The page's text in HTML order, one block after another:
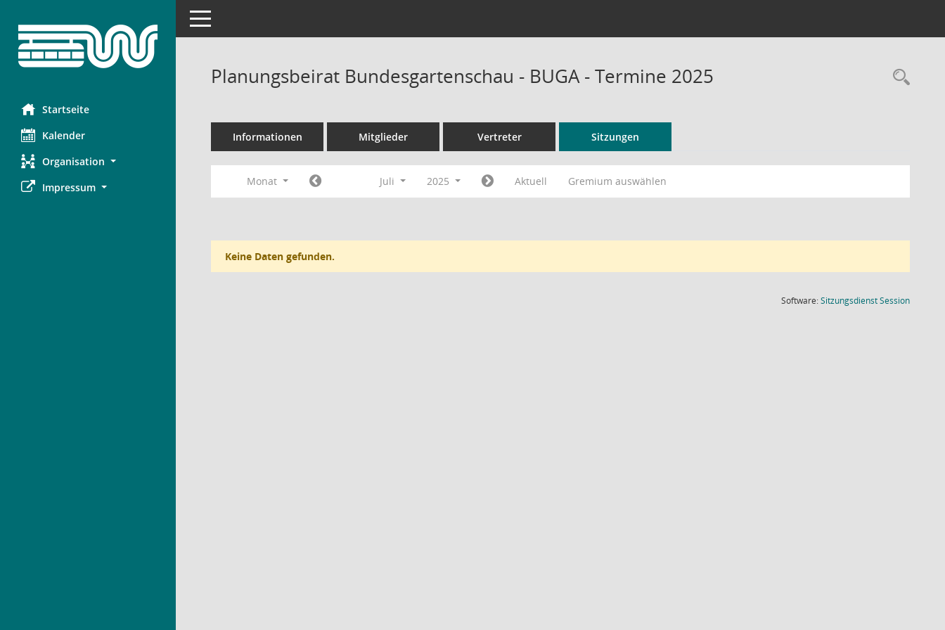
Startseite
Kalender
Organisation
Impressum
Toggle navigation
Planungsbeirat Bundesgartenschau - BUGA - Termine 2025
Informationen Mitglieder Vertreter Sitzungen
Monat Juli 2025 Aktuell Gremium auswählen
Keine Daten gefunden.
Software:SitzungsdienstSession(Wird in